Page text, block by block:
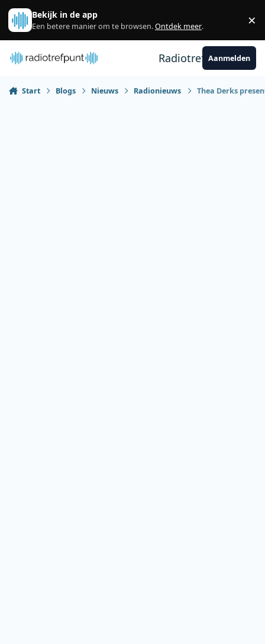
Spring naar bijdragen
Bekijk in de app
Een betere manier om te browsen.Ontdek meer. ×
RadiotrefpuntAanmelden
Start Blogs Nieuws Radionieuws Thea Derks